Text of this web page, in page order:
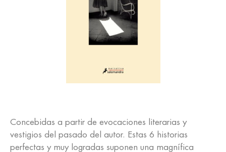
Concebidas a partir de evocaciones literarias y
vestigios del pasado del autor. Estas 6 historias
perfectas y muy logradas suponen una magnífica